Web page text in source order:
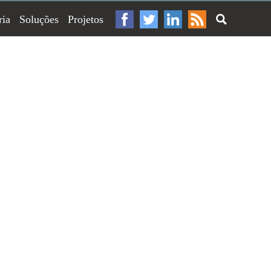
Soluções Projetos